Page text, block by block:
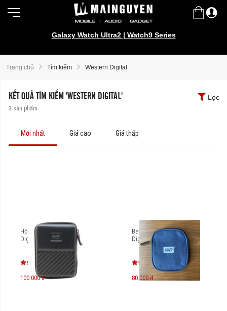
Galaxy Watch Ultra2 | Watch9 Series
Trang chủ Tìm kiếm Western Digital
KẾT QUẢ TÌM KIẾM 'WESTERN DIGITAL'
3 sản phẩm
Lọc
Mới nhất Giá cao Giá thấp
Hộp đựng ổ cứng Western
Digital
100.000 đ
Bao đựng ổ cứng Western
Digital
80.000 đ